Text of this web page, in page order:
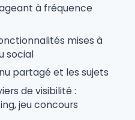
à fréquence
mises à
social
partagé et les sujets
de visibilité :
jeu concours